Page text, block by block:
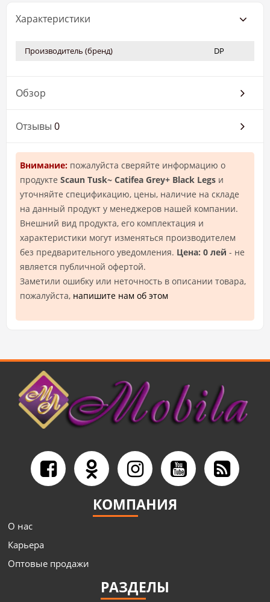
Характеристики
Производитель (бренд) DP
Обзор
Отзывы 0
Внимание: пожалуйста сверяйте информацию о
продукте Scaun Tusk~ Catifea Grey+ Black Legs и
уточняйте спецификацию, цены, наличие на складе
на данный продукт у менеджеров нашей компании.
Внешний вид продукта, его комплектация и
характеристики могут изменяться производителем
без предварительного уведомления. Цена: 0 лей - не
является публичной офертой.
Заметили ошибку или неточность в описании товара,
пожалуйста, напишите нам об этом
КОМПАНИЯ
О нас
Карьера
Оптовые продажи
РАЗДЕЛЫ